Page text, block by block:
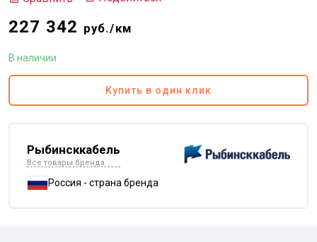
227 342 руб./км
В наличии
Купить в один клик
Рыбинсккабель
Все товары бренда
Россия - страна бренда